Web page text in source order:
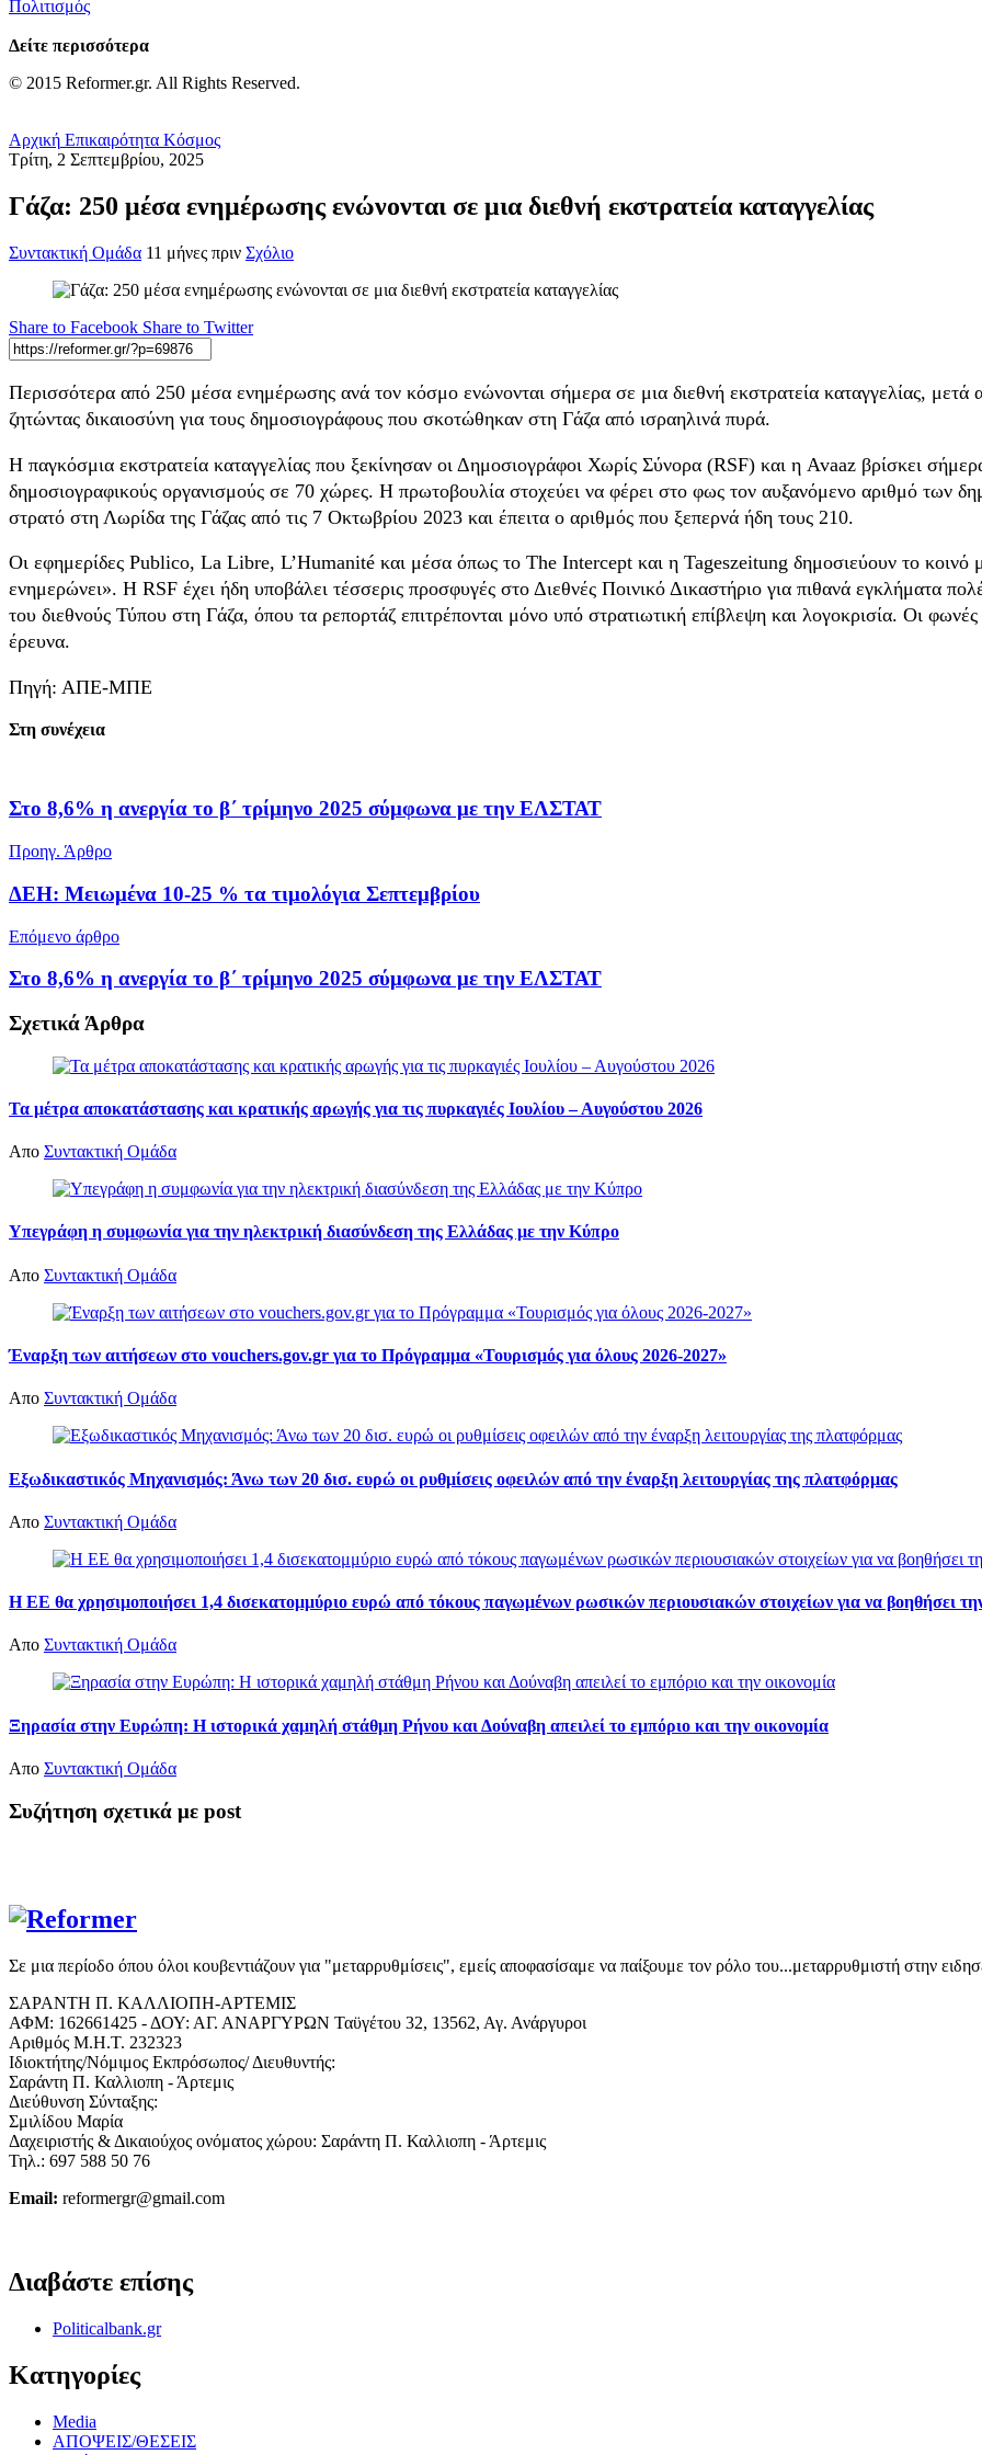
Πολιτισμός
Δείτε περισσότερα
© 2015 Reformer.gr. All Rights Reserved.
Αρχική Επικαιρότητα Κόσμος
Τρίτη, 2 Σεπτεμβρίου, 2025
Γάζα: 250 μέσα ενημέρωσης ενώνονται σε μια διεθνή εκστρατεία καταγγελίας
Συντακτική Ομάδα 11 μήνες πριν Σχόλιο
Share to Facebook Share to Twitter
Περισσότερα από 250 μέσα ενημέρωσης ανά τον κόσμο ενώνονται σήμερα σε μια διεθνή εκστρατεία καταγγελίας,
ζητώντας δικαιοσύνη για τους δημοσιογράφους που σκοτώθηκαν στη Γάζα από ισραηλινά πυρά.
Η παγκόσμια εκστρατεία καταγγελίας που ξεκίνησαν οι Δημοσιογράφοι Χωρίς Σύνορα (RSF) και η Avaaz βρίσκει
δημοσιογραφικούς οργανισμούς σε 70 χώρες. Η πρωτοβουλία στοχεύει να φέρει στο φως τον αυξανόμενο αριθμό των
στρατό στη Λωρίδα της Γάζας από τις 7 Οκτωβρίου 2023 και έπειτα ο αριθμός που ξεπερνά ήδη τους 210.
Οι εφημερίδες Publico, La Libre, L’Humanité και μέσα όπως το The Intercept και η Tageszeitung δημοσιεύουν το κοινό
ενημερώνει». Η RSF έχει ήδη υποβάλει τέσσερις προσφυγές στο Διεθνές Ποινικό Δικαστήριο για πιθανά εγκλήματα
του διεθνούς Τύπου στη Γάζα, όπου τα ρεπορτάζ επιτρέπονται μόνο υπό στρατιωτική επίβλεψη και λογοκρισία. Οι
έρευνα.
Πηγή: ΑΠΕ-ΜΠΕ
Στη συνέχεια
Στο 8,6% η ανεργία το β΄ τρίμηνο 2025 σύμφωνα με την ΕΛΣΤΑΤ
Προηγ. Άρθρο
ΔΕΗ: Μειωμένα 10-25 % τα τιμολόγια Σεπτεμβρίου
Επόμενο άρθρο
Στο 8,6% η ανεργία το β΄ τρίμηνο 2025 σύμφωνα με την ΕΛΣΤΑΤ
Σχετικά Άρθρα
Τα μέτρα αποκατάστασης και κρατικής αρωγής για τις πυρκαγιές Ιουλίου – Αυγούστου 2026
Απο Συντακτική Ομάδα
Υπεγράφη η συμφωνία για την ηλεκτρική διασύνδεση της Ελλάδας με την Κύπρο
Απο Συντακτική Ομάδα
Έναρξη των αιτήσεων στο vouchers.gov.gr για το Πρόγραμμα «Τουρισμός για όλους 2026-2027»
Απο Συντακτική Ομάδα
Εξωδικαστικός Μηχανισμός: Άνω των 20 δισ. ευρώ οι ρυθμίσεις οφειλών από την έναρξη λειτουργίας της πλατφόρμας
Απο Συντακτική Ομάδα
Η ΕΕ θα χρησιμοποιήσει 1,4 δισεκατομμύριο ευρώ από τόκους παγωμένων ρωσικών περιουσιακών στοιχείων για να βοηθήσει
Απο Συντακτική Ομάδα
Ξηρασία στην Ευρώπη: Η ιστορικά χαμηλή στάθμη Ρήνου και Δούναβη απειλεί το εμπόριο και την οικονομία
Απο Συντακτική Ομάδα
Συζήτηση σχετικά με post
Σε μια περίοδο όπου όλοι κουβεντιάζουν για "μεταρρυθμίσεις", εμείς αποφασίσαμε να παίξουμε τον ρόλο του...μεταρρυθμιστή στην
ΣΑΡΑΝΤΗ Π. ΚΑΛΛΙΟΠΗ-ΑΡΤΕΜΙΣ
ΑΦΜ: 162661425 - ΔΟΥ: ΑΓ. ΑΝΑΡΓΥΡΩΝ Ταϋγέτου 32, 13562, Αγ. Ανάργυροι
Αριθμός Μ.Η.Τ. 232323
Ιδιοκτήτης/Νόμιμος Εκπρόσωπος/ Διευθυντής:
Σαράντη Π. Καλλιοπη - Άρτεμις
Διεύθυνση Σύνταξης:
Σμιλίδου Μαρία
Δαχειριστής & Δικαιούχος ονόματος χώρου: Σαράντη Π. Καλλιοπη - Άρτεμις
Τηλ.: 697 588 50 76
Email: reformergr@gmail.com
Διαβάστε επίσης
Politicalbank.gr
Κατηγορίες
Media
ΑΠΟΨΕΙΣ/ΘΕΣΕΙΣ